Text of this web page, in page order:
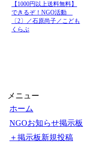
【1000円以上送料無料】
できるぞ！NGO活動
〔2〕／石原尚子／こども
くらぶ
メニュー
ホーム
NGOお知らせ掲示板
＋掲示板新規投稿